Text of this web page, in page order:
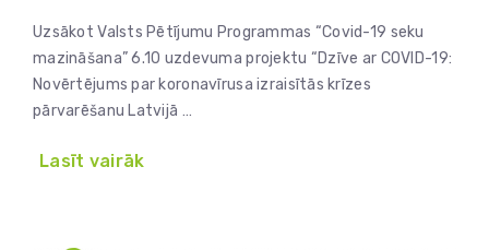
Uzsākot Valsts Pētījumu Programmas “Covid-19 seku
mazināšana” 6.10 uzdevuma projektu “Dzīve ar COVID-19:
Novērtējums par koronavīrusa izraisītās krīzes
pārvarēšanu Latvijā …
Lasīt vairāk